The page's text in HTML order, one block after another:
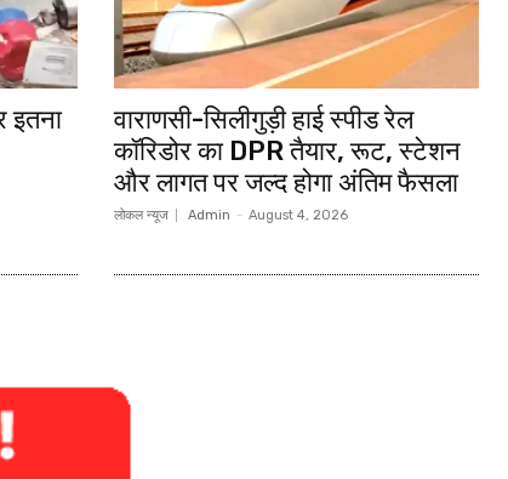
इतना
वाराणसी-सिलीगुड़ी हाई स्पीड रेल
कॉरिडोर का DPR तैयार, रूट, स्टेशन
और लागत पर जल्द होगा अंतिम फैसला
लोकल न्यूज Admin - August 4, 2026